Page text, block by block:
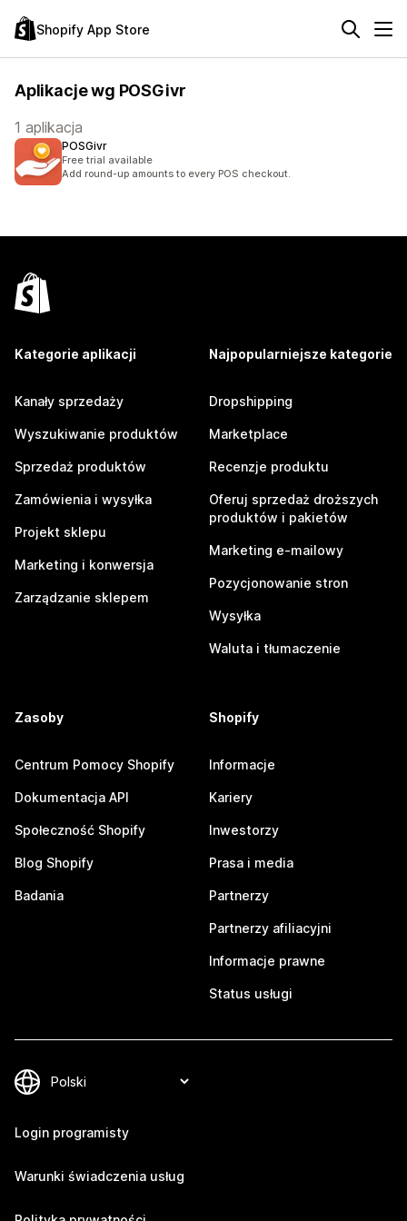
Shopify App Store
Aplikacje wg POSGivr
1 aplikacja
POSGivr
Free trial available
Add round-up amounts to every POS checkout.
Kategorie aplikacji
Kanały sprzedaży
Wyszukiwanie produktów
Sprzedaż produktów
Zamówienia i wysyłka
Projekt sklepu
Marketing i konwersja
Zarządzanie sklepem
Najpopularniejsze kategorie
Dropshipping
Marketplace
Recenzje produktu
Oferuj sprzedaż droższych
produktów i pakietów
Marketing e-mailowy
Pozycjonowanie stron
Wysyłka
Waluta i tłumaczenie
Zasoby
Centrum Pomocy Shopify
Dokumentacja API
Społeczność Shopify
Blog Shopify
Badania
Shopify
Informacje
Kariery
Inwestorzy
Prasa i media
Partnerzy
Partnerzy afiliacyjni
Informacje prawne
Status usługi
Login programisty
Warunki świadczenia usług